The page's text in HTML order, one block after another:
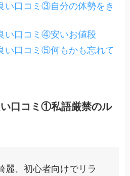
い口コミ③自分の体勢をき
い口コミ④安いお値段
い口コミ⑤何もかも忘れて
口コミ①私語厳禁のル
麗、初心者向けでリラ